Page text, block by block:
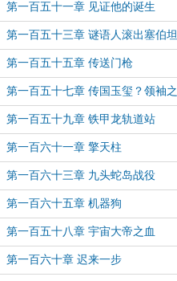
第一百五十一章 见证他的诞生
第一百五十三章 谜语人滚出塞伯坦
第一百五十五章 传送门枪
第一百五十七章 传国玉玺？领袖之
证！
第一百五十九章 铁甲龙轨道站
第一百六十一章 擎天柱
第一百六十三章 九头蛇岛战役
第一百六十五章 机器狗
第一百五十八章 宇宙大帝之血
第一百六十章 迟来一步